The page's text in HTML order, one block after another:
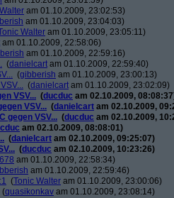
am 01.10.2009, 23:02:53)
am 01.10.2009, 23:04:03)
Walter am 01.10.2009, 23:05:11)
am 01.10.2009, 22:58:06)
am 01.10.2009, 22:59:16)
(danielcart am 01.10.2009, 22:59:40)
(gibberish am 01.10.2009, 23:00:13)
(danielcart am 01.10.2009, 23:02:09)
VSV... (ducduc am 02.10.2009,
VSV... (danielcart am 02.10.2009,
gegen VSV... (ducduc am 02.10.2009,
am 02.10.2009, 08:08:01)
(danielcart am 02.10.2009, 09:25:07)
(ducduc am 02.10.2009, 10:23:26)
am 01.10.2009, 22:58:34)
am 01.10.2009, 22:59:46)
(Tonic Walter am 01.10.2009, 23:00:06)
(quasikonkav am 01.10.2009, 23:08:14)